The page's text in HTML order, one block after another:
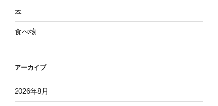
本
食べ物
アーカイブ
2026年8月